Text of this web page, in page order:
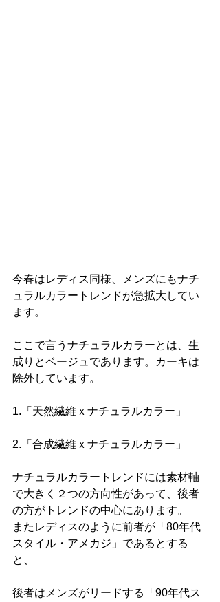
今春はレディス同様、メンズにもナチ
ュラルカラートレンドが急拡大してい
ます。
ここで言うナチュラルカラーとは、生
成りとベージュであります。カーキは
除外しています。
1.「天然繊維ｘナチュラルカラー」
2.「合成繊維ｘナチュラルカラー」
ナチュラルカラートレンドには素材軸
で大きく２つの方向性があって、後者
の方がトレンドの中心にあります。
またレディスのように前者が「80年代
スタイル・アメカジ」であるとする
と、
後者はメンズがリードする「90年代ス